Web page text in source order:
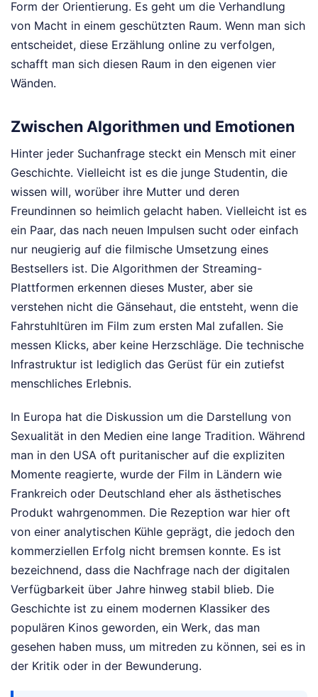
Form der Orientierung. Es geht um die Verhandlung
von Macht in einem geschützten Raum. Wenn man sich
entscheidet, diese Erzählung online zu verfolgen,
schafft man sich diesen Raum in den eigenen vier
Wänden.
Zwischen Algorithmen und Emotionen
Hinter jeder Suchanfrage steckt ein Mensch mit einer
Geschichte. Vielleicht ist es die junge Studentin, die
wissen will, worüber ihre Mutter und deren
Freundinnen so heimlich gelacht haben. Vielleicht ist es
ein Paar, das nach neuen Impulsen sucht oder einfach
nur neugierig auf die filmische Umsetzung eines
Bestsellers ist. Die Algorithmen der Streaming-
Plattformen erkennen dieses Muster, aber sie
verstehen nicht die Gänsehaut, die entsteht, wenn die
Fahrstuhltüren im Film zum ersten Mal zufallen. Sie
messen Klicks, aber keine Herzschläge. Die technische
Infrastruktur ist lediglich das Gerüst für ein zutiefst
menschliches Erlebnis.
In Europa hat die Diskussion um die Darstellung von
Sexualität in den Medien eine lange Tradition. Während
man in den USA oft puritanischer auf die expliziten
Momente reagierte, wurde der Film in Ländern wie
Frankreich oder Deutschland eher als ästhetisches
Produkt wahrgenommen. Die Rezeption war hier oft
von einer analytischen Kühle geprägt, die jedoch den
kommerziellen Erfolg nicht bremsen konnte. Es ist
bezeichnend, dass die Nachfrage nach der digitalen
Verfügbarkeit über Jahre hinweg stabil blieb. Die
Geschichte ist zu einem modernen Klassiker des
populären Kinos geworden, ein Werk, das man
gesehen haben muss, um mitreden zu können, sei es in
der Kritik oder in der Bewunderung.